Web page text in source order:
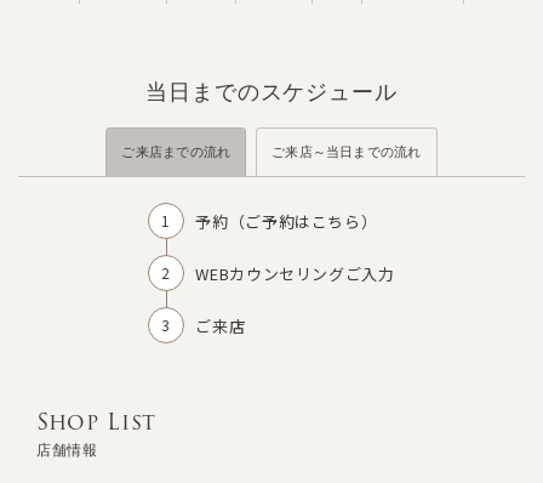
当日までのスケジュール
ご来店までの流れ ご来店～当日までの流れ
予約（ご予約はこちら）
WEBカウンセリングご入力
ご来店
Shop List
店舗情報